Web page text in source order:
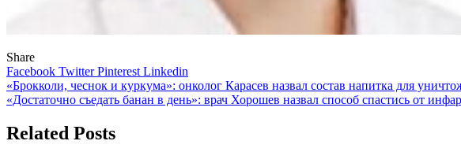
Share
Facebook TwitterPinterest Linkedin
Навигация
по
записям
«Брокколи, чеснок и куркума»: онколог Карасев назвал состав напитка для
«Достаточно съедать банан в день»: врач Хорошев назвал способ спастись от
Related Posts